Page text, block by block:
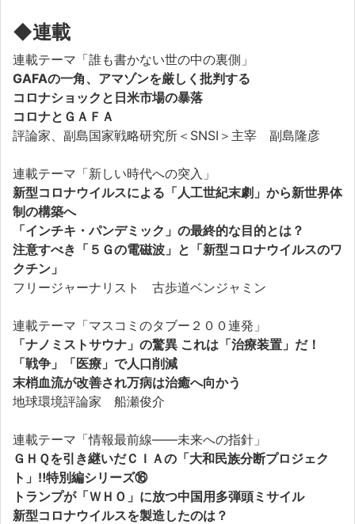
◆連載
連載テーマ「誰も書かない世の中の裏側」
GAFAの一角、アマゾンを厳しく批判する
コロナショックと日米市場の暴落
コロナとＧＡＦＡ
評論家、副島国家戦略研究所＜SNSI＞主宰 副島隆彦
連載テーマ「新しい時代への突入」
新型コロナウイルスによる「人工世紀末劇」から新世界体
制の構築へ
「インチキ・パンデミック」の最終的な目的とは？
注意すべき「５Ｇの電磁波」と「新型コロナウイルスのワ
クチン」
フリージャーナリスト 古歩道ベンジャミン
連載テーマ「マスコミのタブー２００連発」
「ナノミストサウナ」の驚異 これは「治療装置」だ！
「戦争」「医療」で人口削減
末梢血流が改善され万病は治癒へ向かう
地球環境評論家 船瀬俊介
連載テーマ「情報最前線――未来への指針」
ＧＨＱを引き継いだＣＩＡの「大和民族分断プロジェク
ト」‼特別編シリーズ⑯
トランプが「ＷＨＯ」に放つ中国用多弾頭ミサイル
新型コロナウイルスを製造したのは？